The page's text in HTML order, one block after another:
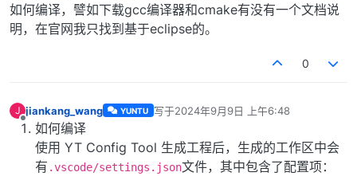
如何编译，譬如下载gcc编译器和cmake有没有一个文档说
明，在官网我只找到基于eclipse的。
0
J
离线
jiankang_wang YUNTU 写于2024年9月9日 上午6:48
最后由 编辑
如何编译
使用 YT Config Tool 生成工程后，生成的工作区中会
有 .vscode/settings.json文件，其中包含了配置项：